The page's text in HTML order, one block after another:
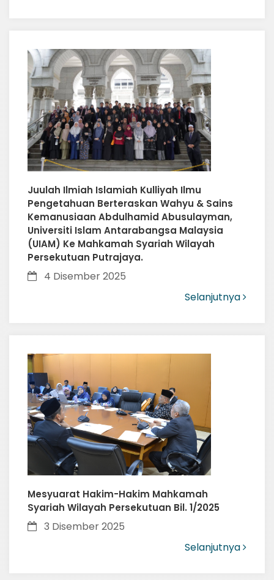
Juulah Ilmiah Islamiah Kulliyah Ilmu
Pengetahuan Berteraskan Wahyu & Sains
Kemanusiaan Abdulhamid Abusulayman,
Universiti Islam Antarabangsa Malaysia
(UIAM) Ke Mahkamah Syariah Wilayah
Persekutuan Putrajaya.
4 Disember 2025
Selanjutnya
Mesyuarat Hakim-Hakim Mahkamah
Syariah Wilayah Persekutuan Bil. 1/2025
3 Disember 2025
Selanjutnya